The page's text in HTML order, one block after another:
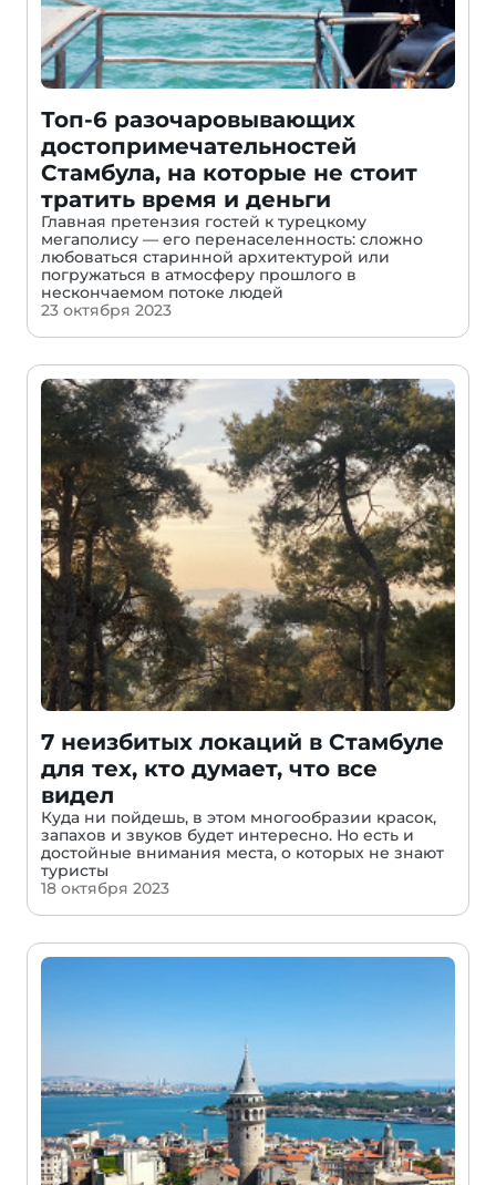
Топ-6 разочаровывающих
достопримечательностей
Стамбула, на которые не стоит
тратить время и деньги
Главная претензия гостей к турецкому
мегаполису — его перенаселенность: сложно
любоваться старинной архитектурой или
погружаться в атмосферу прошлого в
нескончаемом потоке людей
23 октября 2023
7 неизбитых локаций в Стамбуле
для тех, кто думает, что все
видел
Куда ни пойдешь, в этом многообразии красок,
запахов и звуков будет интересно. Но есть и
достойные внимания места, о которых не знают
туристы
18 октября 2023